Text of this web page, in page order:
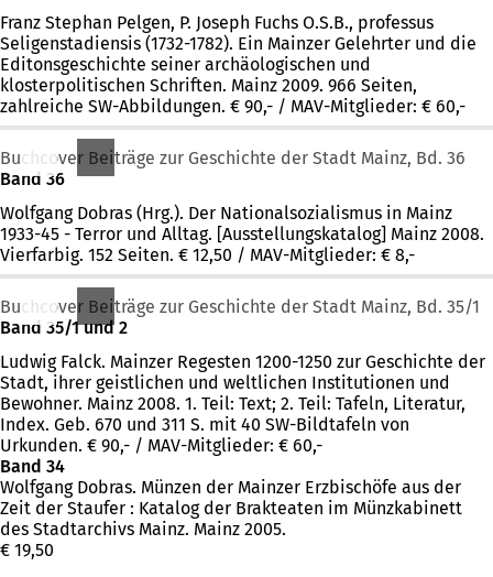
Franz Stephan Pelgen, P. Joseph Fuchs O.S.B., professus
Seligenstadiensis (1732-1782). Ein Mainzer Gelehrter und die
Editonsgeschichte seiner archäologischen und
klosterpolitischen Schriften. Mainz 2009. 966 Seiten,
zahlreiche SW-Abbildungen. € 90,- / MAV-Mitglieder: € 60,-
Buchcover Beiträge zur Geschichte der Stadt Mainz, Bd. 36
Band 36
Wolfgang Dobras (Hrg.). Der Nationalsozialismus in Mainz
1933-45 - Terror und Alltag. [Ausstellungskatalog] Mainz 2008.
Vierfarbig. 152 Seiten. € 12,50 / MAV-Mitglieder: € 8,-
Buchcover Beiträge zur Geschichte der Stadt Mainz, Bd. 35/1
Band 35/1 und 2
Ludwig Falck. Mainzer Regesten 1200-1250 zur Geschichte der
Stadt, ihrer geistlichen und weltlichen Institutionen und
Bewohner. Mainz 2008. 1. Teil: Text; 2. Teil: Tafeln, Literatur,
Index. Geb. 670 und 311 S. mit 40 SW-Bildtafeln von
Urkunden. € 90,- / MAV-Mitglieder: € 60,-
Band 34
Wolfgang Dobras. Münzen der Mainzer Erzbischöfe aus der
Zeit der Staufer : Katalog der Brakteaten im Münzkabinett
des Stadtarchivs Mainz. Mainz 2005.
€ 19,50